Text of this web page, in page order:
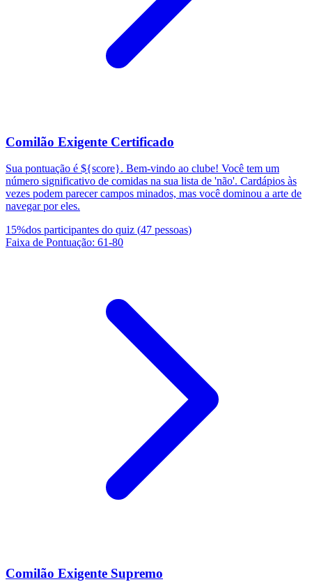
Comilão Exigente Certificado
Sua pontuação é ${score}. Bem-vindo ao clube! Você tem um
número significativo de comidas na sua lista de 'não'. Cardápios às
vezes podem parecer campos minados, mas você dominou a arte de
navegar por eles.
15%dos participantes do quiz (47 pessoas)
Faixa de Pontuação: 61-80
Comilão Exigente Supremo